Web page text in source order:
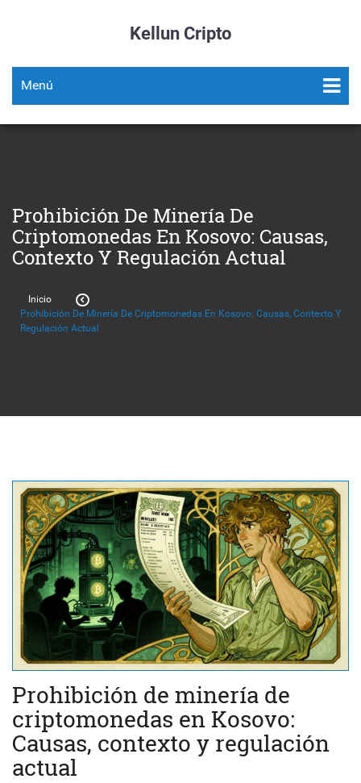
Kellun Cripto
Menú
Prohibición De Minería De
Criptomonedas En Kosovo: Causas,
Contexto Y Regulación Actual
Inicio
Prohibición De Minería De Criptomonedas En Kosovo: Causas, Contexto Y
Regulación Actual
Prohibición de minería de
criptomonedas en Kosovo:
Causas, contexto y regulación
actual